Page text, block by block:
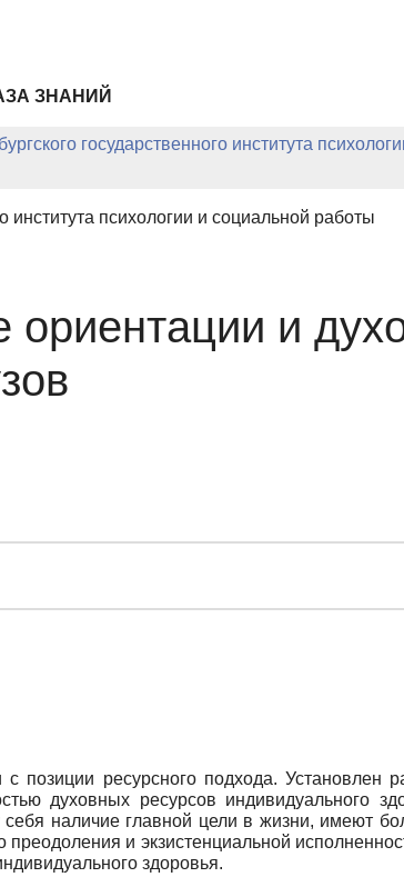
ЗНАНИЙ
государственного института
института психологии и социальной работы
и
позиции ресурсного подхода. Установлен
духовных ресурсов индивидуального
наличие главной цели в жизни, имеют
и экзистенциальной
здоровья.